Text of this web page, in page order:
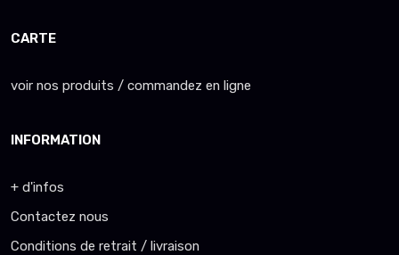
CARTE
voir nos produits / commandez en ligne
INFORMATION
+ d'infos
Contactez nous
Conditions de retrait / livraison